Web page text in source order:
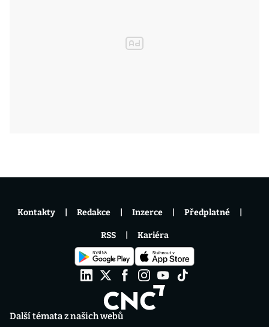
Další témata z našich webů
Kontakty Redakce Inzerce Předplatné
RSS Kariéra